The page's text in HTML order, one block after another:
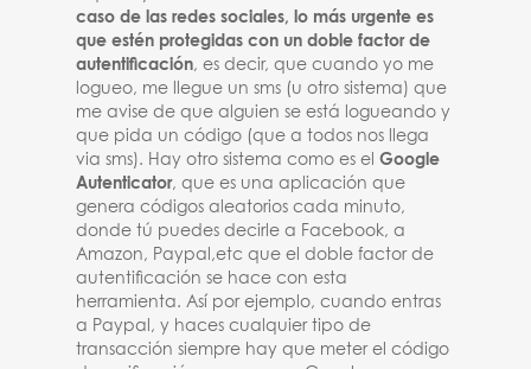
caso de las redes sociales, lo más urgente es
que estén protegidas con un doble factor de
autentificación, es decir, que cuando yo me
logueo, me llegue un sms (u otro sistema) que
me avise de que alguien se está logueando y
que pida un código (que a todos nos llega
via sms). Hay otro sistema como es elGoogle
Autenticator, que es una aplicación que
genera códigos aleatorios cada minuto,
donde tú puedes decirle a Facebook, a
Amazon, Paypal,etc que el doble factor de
autentificación se hace con esta
herramienta. Así por ejemplo, cuando entras
a Paypal, y haces cualquier tipo de
transacción siempre hay que meter el código